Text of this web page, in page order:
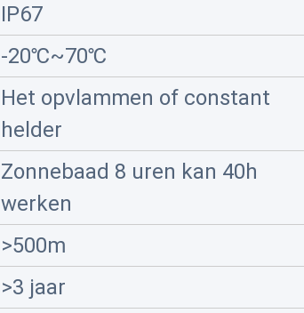
IP67
-20℃~70℃
Het opvlammen of constant
helder
Zonnebaad 8 uren kan 40h
werken
>500m
>3 jaar